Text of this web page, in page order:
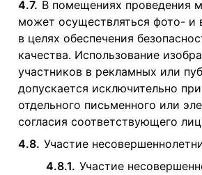
4.7. В помещениях проведения
может осуществляться фото- и
в целях обеспечения
качества. Использование
участников в рекламных или
допускается исключительно
отдельного письменного или
согласия соответствующего
4.8. Участие
4.8.1. Участие